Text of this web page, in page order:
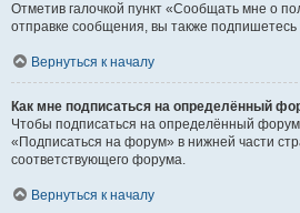
Отметив галочкой пункт «Сообщать мне о
отправке сообщения, вы также
Вернуться к началу
Как мне подписаться на определённый
Чтобы подписаться на определённый
«Подписаться на форум» в нижней части
соответствующего форума.
Вернуться к началу